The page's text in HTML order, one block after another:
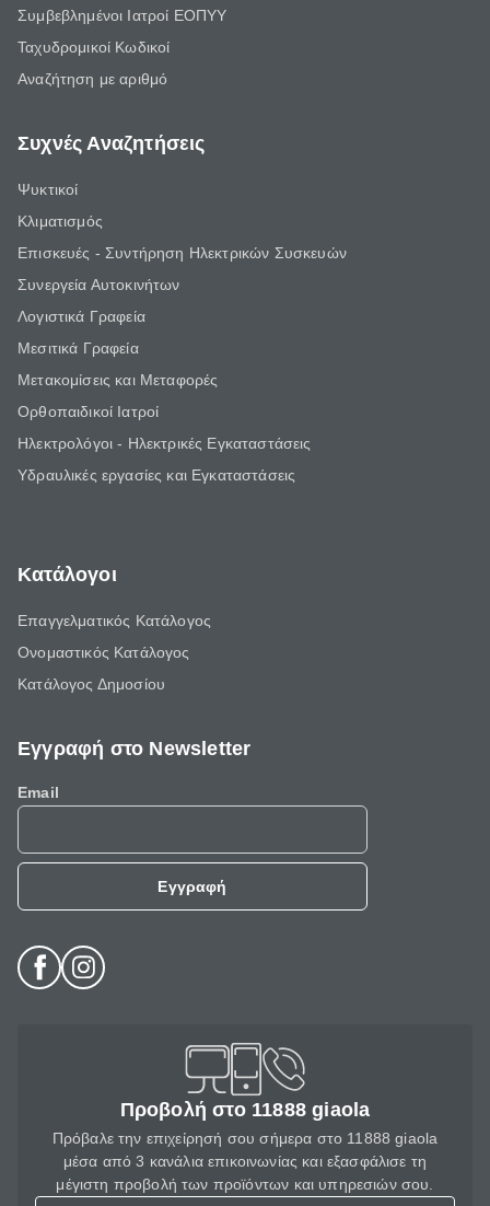
Συμβεβλημένοι Ιατροί ΕΟΠΥΥ
Ταχυδρομικοί Κωδικοί
Αναζήτηση με αριθμό
Συχνές Αναζητήσεις
Ψυκτικοί
Κλιματισμός
Επισκευές - Συντήρηση Ηλεκτρικών Συσκευών
Συνεργεία Αυτοκινήτων
Λογιστικά Γραφεία
Μεσιτικά Γραφεία
Μετακομίσεις και Μεταφορές
Ορθοπαιδικοί Ιατροί
Ηλεκτρολόγοι - Ηλεκτρικές Εγκαταστάσεις
Υδραυλικές εργασίες και Εγκαταστάσεις
Κατάλογοι
Επαγγελματικός Κατάλογος
Ονομαστικός Κατάλογος
Κατάλογος Δημοσίου
Εγγραφή στο Newsletter
Email
Εγγραφή
Προβολή στο 11888 giaola
Πρόβαλε την επιχείρησή σου σήμερα στο 11888 giaola
μέσα από 3 κανάλια επικοινωνίας και εξασφάλισε τη
μέγιστη προβολή των προϊόντων και υπηρεσιών σου.